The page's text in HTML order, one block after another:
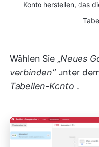
Konto herstellen, das
Wählen Sie „Neues
verbinden” unter
Tabellen-Konto .